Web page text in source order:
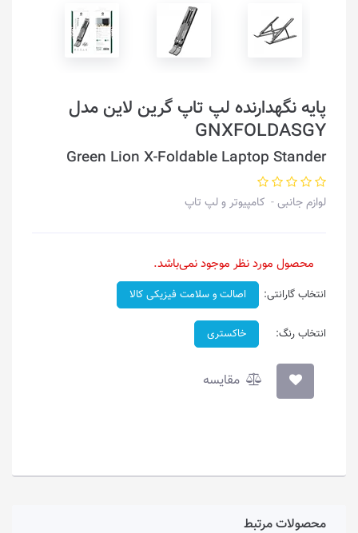
پایه نگهدارنده لپ تاپ گرین لاین مدل
GNXFOLDASGY
Green Lion X-Foldable Laptop Stander
لوازم جانبی کامپیوتر و لپ تاپ
محصول مورد نظر موجود نمی‌باشد.
انتخاب گارانتی: اصالت و سلامت فیزیکی کالا
انتخاب رنگ: خاکستری
مقایسه
محصولات مرتبط